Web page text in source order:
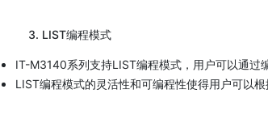
3. LIST编程模式
IT-M3140系列支持LIST编程模式，用户可以通过
LIST编程模式的灵活性和可编程性使得用户可以